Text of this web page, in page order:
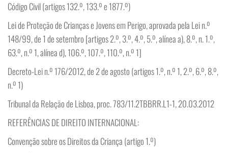
Código Civil (artigos 132.º, 133.º e 1877.º)
Lei de Proteção de Crianças e Jovens em Perigo, aprovada pela Lei n.º
148/99, de 1 de setembro [artigos 2.º, 3.º, 4.º, 5.º, alínea a), 8.º, n. 1.º,
63.º, n.º 1, alínea d), 106.º, 107.º, 110.º, n.º 1]
Decreto-Lei n.º 176/2012, de 2 de agosto (artigos 1.º, n.º 1, 2.º, 6.º, 8.º,
n.º 1)
Tribunal da Relação de Lisboa, proc. 783/11.2TBBRR.L1-1, 20.03.2012
REFERÊNCIAS DE DIREITO INTERNACIONAL:
Convenção sobre os Direitos da Criança (artigo 1.º)